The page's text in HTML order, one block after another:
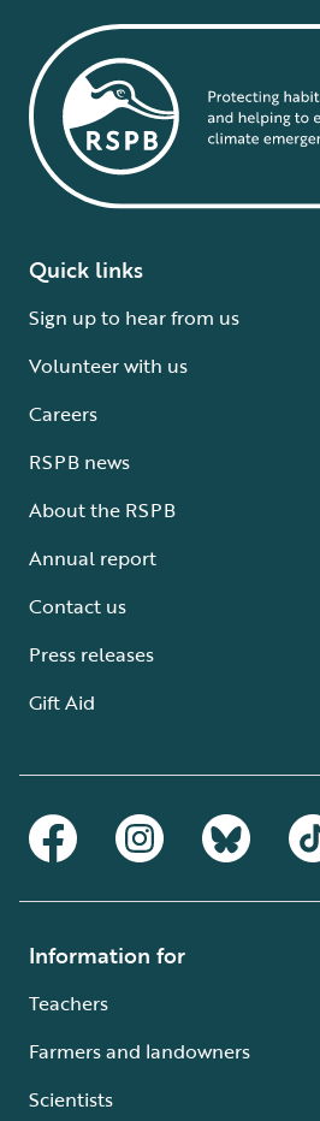
Quick links
Sign up to hear from us
Volunteer with us
Careers
RSPB news
About the RSPB
Annual report
Contact us
Press releases
Gift Aid
Information for
Teachers
Farmers and landowners
Scientists